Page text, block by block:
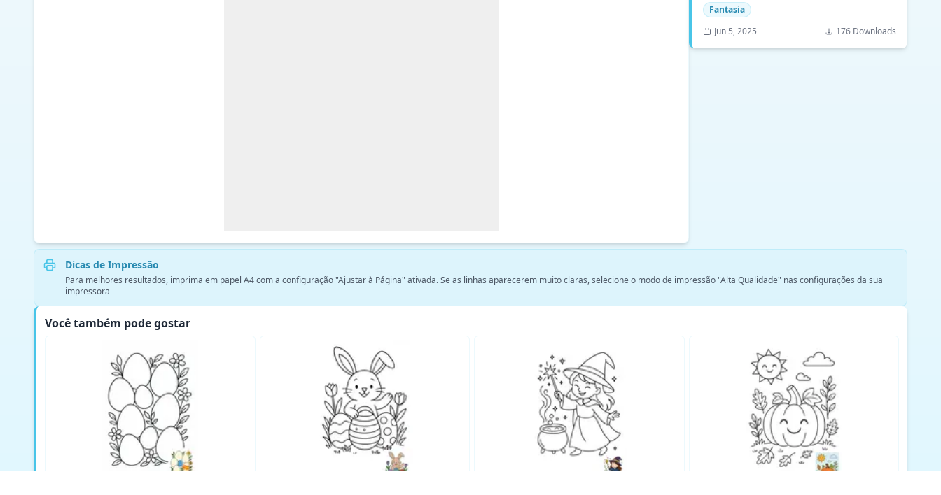
Fantasia
Jun 5, 2025
176 Downloads
Dicas de Impressão
Para melhores resultados, imprima em papel A4 com a configuração "Ajustar à Página" ativada. Se as linhas aparecerem muito claras, selecione o modo de impressão "Alta Qualidade" nas configurações da sua
impressora
Você também pode gostar